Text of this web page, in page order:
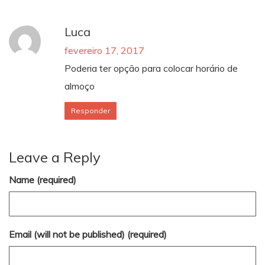
Luca
fevereiro 17, 2017
Poderia ter opção para colocar horário de
almoço
Responder
Leave a Reply
Name (required)
Email (will not be published) (required)